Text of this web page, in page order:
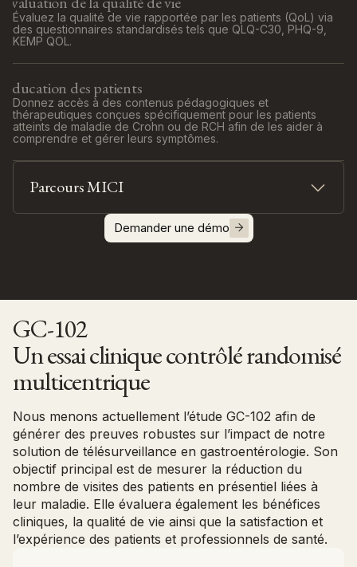
Évaluez la qualité de vie rapportée par les patients (QoL) via
des questionnaires standardisés tels que QLQ-C30, PHQ-9,
KEMP QOL.
Éducation des patients
Donnez accès à des contenus pédagogiques et
thérapeutiques conçues spécifiquement pour les patients
atteints de maladie de Crohn ou de RCH afin de les aider à
comprendre et gérer leurs symptômes.
Parcours MICI
la maladie de Crohn et de la rectocolite
hémorragique grâce à des ePROs dédiés et des
questionnaires Pro-CTCAE.
Demander une démo
GC-102
Un essai clinique contrôlé randomisé
multicentrique
Nous menons actuellement l’étude GC-102 afin de
générer des preuves robustes sur l’impact de notre
solution de télésurveillance en gastroentérologie. Son
objectif principal est de mesurer la réduction du
nombre de visites des patients en présentiel liées à
leur maladie. Elle évaluera également les bénéfices
cliniques, la qualité de vie ainsi que la satisfaction et
l’expérience des patients et professionnels de santé.